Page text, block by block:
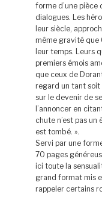
forme d’une pièce
dialogues. Les
leur siècle,
même gravité que
leur temps. Leurs
premiers émois
que ceux de
regard un tant soit
sur le devenir de
l’annoncer en
chute n’est pas un
est tombé. ».
Servi par une
70 pages
ici toute la
grand format mis
rappeler certains